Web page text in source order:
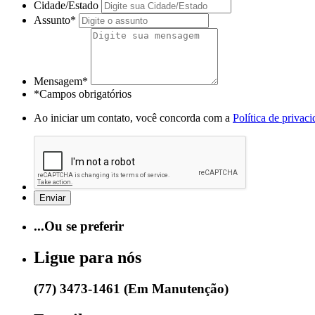
Cidade/Estado
Assunto*
Mensagem*
*Campos obrigatórios
Ao iniciar um contato, você concorda com a Política de
...Ou se preferir
Ligue para nós
(77) 3473-1461 (Em Manutenção)